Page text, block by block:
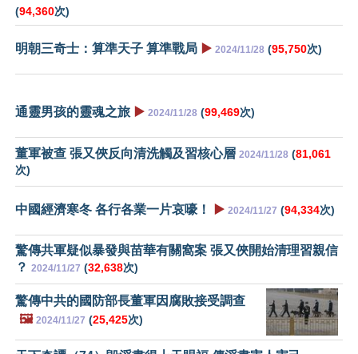
(94,360次)
明朝三奇士：算準天子 算準戰局 ▶️ 2024/11/28 (95,750次)
通靈男孩的靈魂之旅 ▶️ 2024/11/28 (99,469次)
董軍被查 張又俠反向清洗觸及習核心層 2024/11/28 (81,061
次)
中國經濟寒冬 各行各業一片哀嚎！ ▶️ 2024/11/27 (94,334次)
驚傳共軍疑似暴發與苗華有關窩案 張又俠開始清理習親信
？ 2024/11/27 (32,638次)
驚傳中共的國防部長董軍因腐敗接受調查
🖼️ 2024/11/27 (25,425次)